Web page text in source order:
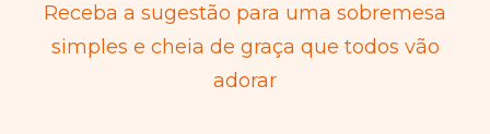
Receba a sugestão para uma sobremesa
simples e cheia de graça que todos vão
adorar